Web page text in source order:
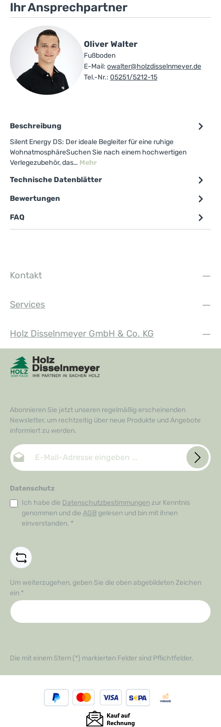
Ihr Ansprechpartner
Oliver Walter
Fußboden
E-Mail: owalter@holzdisselnmeyer.de
Tel.-Nr.: 05251/5212-15
Beschreibung
Silent Energy DS: Der ideale Begleiter für eine ruhige
WohnatmosphäreSuchen Sie nach einem hochwertigen
Verlegezubehör, das… Mehr
Technische Datenblätter
Bewertungen
FAQ
Kontakt
Services
Holz Disselnmeyer GmbH & Co. KG
Abonnieren Sie jetzt unseren regelmäßig erscheinenden
Newsletter, um rechtzeitig über neue Produkte und Angebote
informiert zu werden.
E-Mail-Adresse*
Datenschutz
Ich habe die Datenschutzbestimmungen zur Kenntnis
genommen und die AGB gelesen und bin mit ihnen
einverstanden. *
Um weiterzugehen, geben Sie die oben abgebildeten Zeichen
ein *
Die mit einem Stern (*) markierten Felder sind Pflichtfelder.